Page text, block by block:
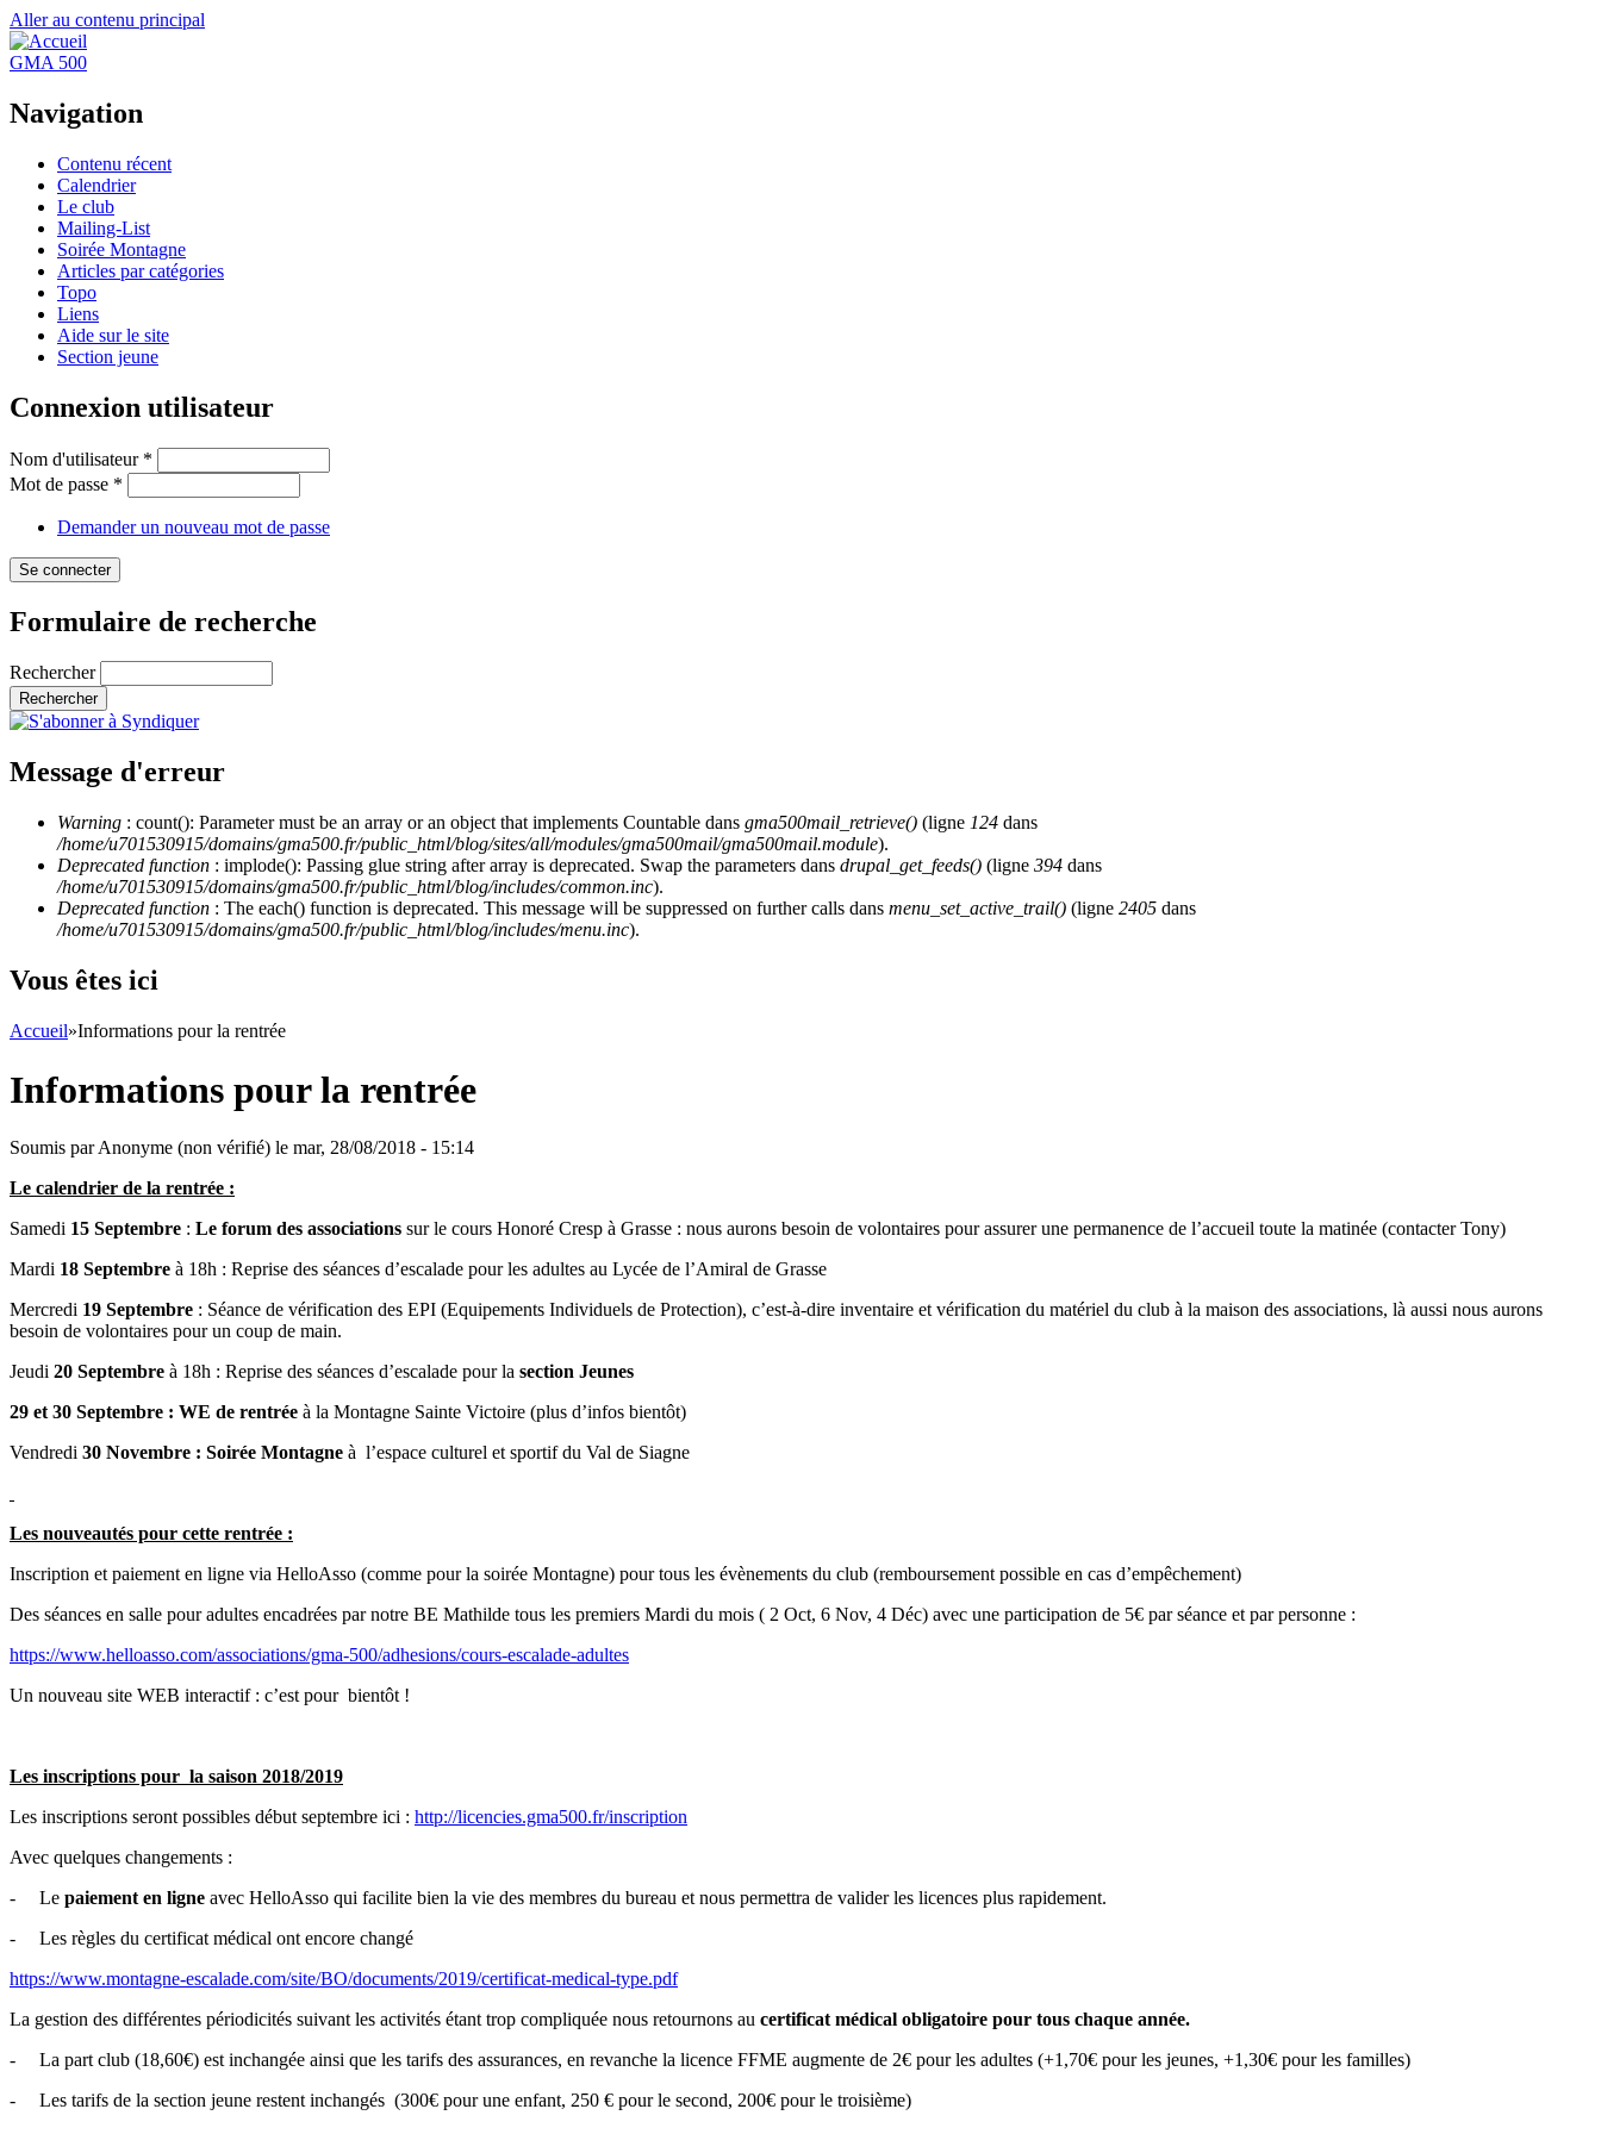
Aller au contenu principal
GMA 500
Navigation
Contenu récent
Calendrier
Le club
Mailing-List
Soirée Montagne
Articles par catégories
Topo
Liens
Aide sur le site
Section jeune
Connexion utilisateur
Nom d'utilisateur *
Mot de passe *
Demander un nouveau mot de passe
Formulaire de recherche
Rechercher
Message d'erreur
Warning : count(): Parameter must be an array or an object that implements Countable dans gma500mail_retrieve() (ligne 124 dans
/home/u701530915/domains/gma500.fr/public_html/blog/sites/all/modules/gma500mail/gma500mail.module).
Deprecated function : implode(): Passing glue string after array is deprecated. Swap the parameters dans drupal_get_feeds() (ligne 394 dans
/home/u701530915/domains/gma500.fr/public_html/blog/includes/common.inc).
Deprecated function : The each() function is deprecated. This message will be suppressed on further calls dans menu_set_active_trail() (ligne 2405 dans
/home/u701530915/domains/gma500.fr/public_html/blog/includes/menu.inc).
Vous êtes ici
Accueil»Informations pour la rentrée
Informations pour la rentrée
Soumis parAnonyme (non vérifié) le mar, 28/08/2018 - 15:14
Le calendrier de la rentrée :
Samedi 15 Septembre : Le forum des associations sur le cours Honoré Cresp à Grasse : nous aurons besoin de volontaires pour assurer une permanence de l’accueil toute la matinée (contacter Tony)
Mardi 18 Septembre à 18h : Reprise des séances d’escalade pour les adultes au Lycée de l’Amiral de Grasse
Mercredi 19 Septembre : Séance de vérification des EPI (Equipements Individuels de Protection), c’est-à-dire inventaire et vérification du matériel du club à la maison des associations, là aussi nous aurons
besoin de volontaires pour un coup de main.
Jeudi 20 Septembre à 18h : Reprise des séances d’escalade pour la section Jeunes
29 et 30 Septembre : WE de rentrée à la Montagne Sainte Victoire (plus d’infos bientôt)
Vendredi 30 Novembre : Soirée Montagne à l’espace culturel et sportif du Val de Siagne
Les nouveautés pour cette rentrée :
Inscription et paiement en ligne via HelloAsso (comme pour la soirée Montagne) pour tous les évènements du club (remboursement possible en cas d’empêchement)
Des séances en salle pour adultes encadrées par notre BE Mathilde tous les premiers Mardi du mois ( 2 Oct, 6 Nov, 4 Déc) avec une participation de 5€ par séance et par personne :
https://www.helloasso.com/associations/gma-500/adhesions/cours-escalade-adultes
Un nouveau site WEB interactif : c’est pour bientôt !
Les inscriptions pour la saison 2018/2019
Les inscriptions seront possibles début septembre ici : http://licencies.gma500.fr/inscription
Avec quelques changements :
-
Le paiement en ligne avec HelloAsso qui facilite bien la vie des membres du bureau et nous permettra de valider les licences plus rapidement.
-
Les règles du certificat médical ont encore changé
https://www.montagne-escalade.com/site/BO/documents/2019/certificat-medical-type.pdf
La gestion des différentes périodicités suivant les activités étant trop compliquée nous retournons au certificat médical obligatoire pour tous chaque année.
-
La part club (18,60€) est inchangée ainsi que les tarifs des assurances, en revanche la licence FFME augmente de 2€ pour les adultes (+1,70€ pour les jeunes, +1,30€ pour les familles)
-
Les tarifs de la section jeune restent inchangés (300€ pour une enfant, 250 € pour le second, 200€ pour le troisième)